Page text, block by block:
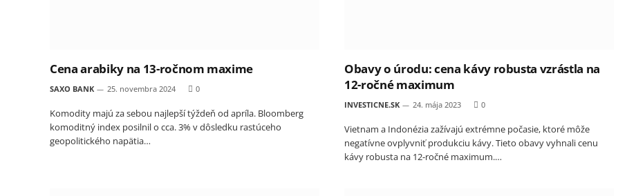
Cena arabiky na 13-ročnom maxime
SAXO BANK 25. novembra 2024 0
Komodity majú za sebou najlepší týždeň od apríla. Bloomberg
komoditný index posilnil o cca. 3% v dôsledku rastúceho
geopolitického napätia…
Obavy o úrodu: cena kávy robusta vzrástla na
12-ročné maximum
INVESTICNE.SK 24. mája 2023 0
Vietnam a Indonézia zažívajú extrémne počasie, ktoré môže
negatívne ovplyvniť produkciu kávy. Tieto obavy vyhnali cenu
kávy robusta na 12-ročné maximum.…